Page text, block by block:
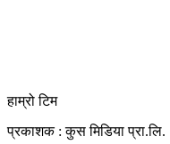
हाम्रो टिम
प्रकाशक : कुस मिडिया प्रा‍.लि.